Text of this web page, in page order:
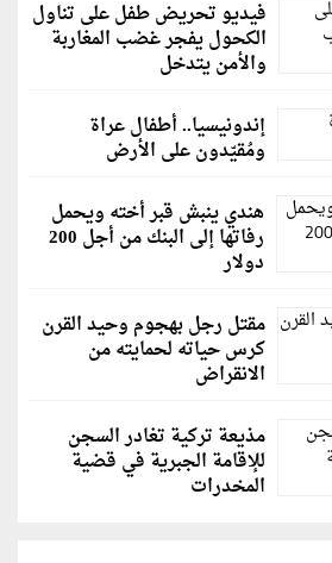
فيديو تحريض طفل على تناول
الكحول يفجر غضب المغاربة
والأمن يتدخل
إندونيسيا.. أطفال عراة
ومُقيّدون على الأرض
هندي ينبش قبر أخته ويحمل
رفاتها إلى البنك من أجل 200
دولار
مقتل رجل بهجوم وحيد القرن
كرس حياته لحمايته من
الانقراض
مذيعة تركية تغادر السجن
للإقامة الجبرية في قضية
المخدرات